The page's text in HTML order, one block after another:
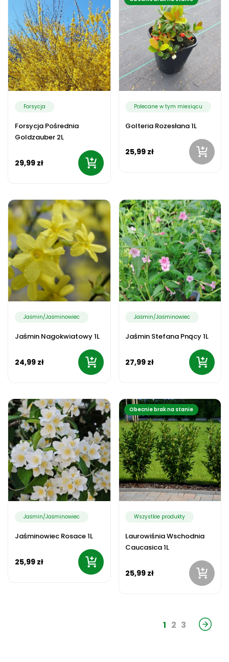
Forsycja
Forsycja Pośrednia
Goldzauber 2L
29,99 zł
Polecane w tym miesiącu
Golteria Rozesłana 1L
25,99 zł
Jaśmin/Jaśminowiec
Jaśmin Nagokwiatowy 1L
24,99 zł
Jaśmin/Jaśminowiec
Jaśmin Stefana Pnący 1L
27,99 zł
Jaśmin/Jaśminowiec
Jaśminowiec Rosace 1L
25,99 zł
Wszystkie produkty
Laurowiśnia Wschodnia
Caucasica 1L
25,99 zł
Obecnie brak na stanie
1 2 3